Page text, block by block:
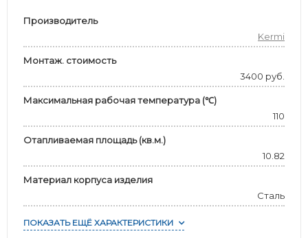
Производитель
Kermi
Монтаж. стоимость
3400 руб.
Максимальная рабочая температура (℃)
110
Отапливаемая площадь (кв.м.)
10.82
Материал корпуса изделия
Сталь
ПОКАЗАТЬ ЕЩЁ ХАРАКТЕРИСТИКИ